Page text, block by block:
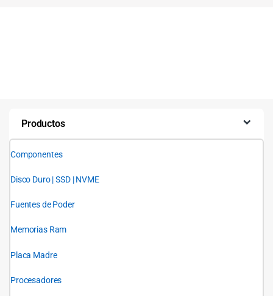
Productos
Componentes
Disco Duro | SSD | NVME
Fuentes de Poder
Memorias Ram
Placa Madre
Procesadores